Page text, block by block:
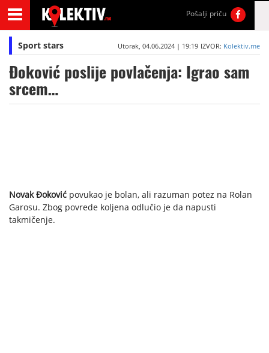
Pošalji priču
Sport stars Utorak, 04.06.2024 | 19:19 IZVOR: Kolektiv.me
Đoković poslije povlačenja: Igrao sam
srcem…
Novak Đoković povukao je bolan, ali razuman potez na Rolan
Garosu. Zbog povrede koljena odlučio je da napusti
takmičenje.